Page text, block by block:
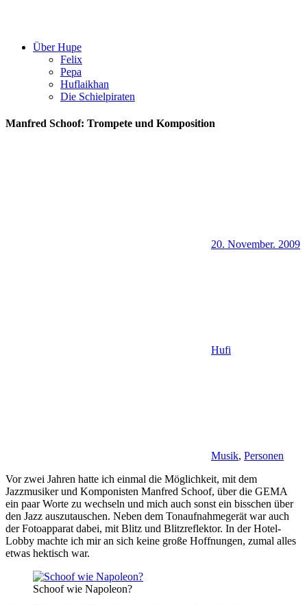
Über Hupe
Felix
Pepa
Huflaikhan
Die Schielpiraten
Manfred Schoof: Trompete und Komposition
20. November. 2009
Hufi
Musik, Personen
Vor zwei Jahren hatte ich einmal die Möglichkeit, mit dem
Jazzmusiker und Komponisten Manfred Schoof, über die GEMA
ein paar Worte zu wechseln und mich auch sonst ein bisschen über
den Jazz auszutauschen. Neben dem Tonaufnahmegerät war auch
der Fotoapparat dabei, mit Blitz und Blitzreflektor. In der Hotel-
Lobby machte ich mir an sich keine große Hoffnungen, zumal alles
etwas hektisch war.
Schoof wie Napoleon?